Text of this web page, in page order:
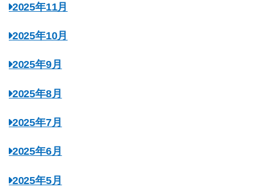
2025年11月
2025年10月
2025年9月
2025年8月
2025年7月
2025年6月
2025年5月